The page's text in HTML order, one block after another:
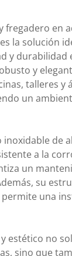
fregadero en
la solución
y durabilidad
y
talleres y
un
inoxidable de
a la
un
su
una
estético no
sino que